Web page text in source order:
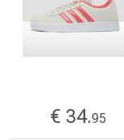
€ 34.95